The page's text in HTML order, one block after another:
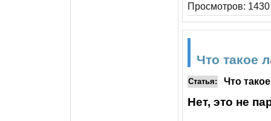
Просмотров:
Что такое
Статья: Что
Нет, это не